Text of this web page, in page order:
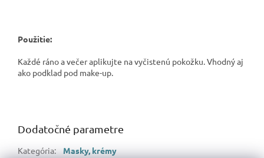
Použitie:
Každé ráno a večer aplikujte na vyčistenú pokožku. Vhodný aj
ako podklad pod make-up.
Dodatočné parametre
Kategória: Masky, krémy